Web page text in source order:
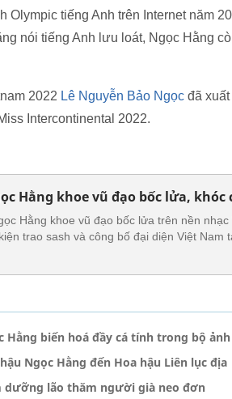
Olympic tiếng Anh trên Internet năm
nói tiếng Anh lưu loát, Ngọc Hằng
2022 Lê Nguyễn Bảo Ngọc đã
Intercontinental 2022.
Hằng khoe vũ đạo bốc lửa,
Hằng khoe vũ đạo bốc lửa trên nền
trao sash và công bố đại diện Việt Nam
Hằng biến hoá đầy cá tính trong bộ
Ngọc Hằng đến Hoa hậu Liên lục địa
dưỡng lão thăm người già neo đơn